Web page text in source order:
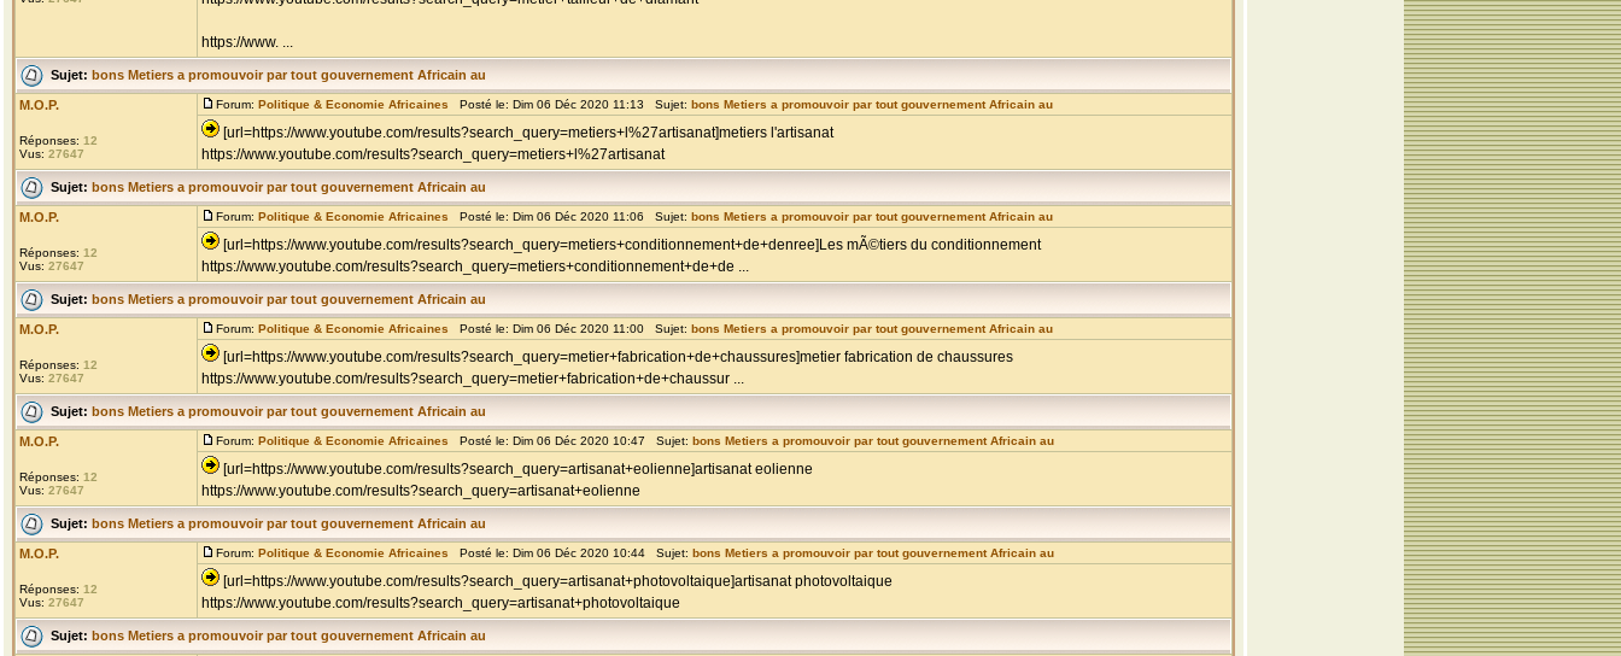
https://www. ...
Sujet: bons Metiers a promouvoir par tout gouvernement Africain au
M.O.P.
Réponses: 12
Vus: 27647
Forum: Politique & Economie Africaines Posté le: Dim 06 Déc 2020 11:13 Sujet: bons Metiers a promouvoir par tout gouvernement Africain au
[url=https://www.youtube.com/results?search_query=metiers+l%27artisanat]metiers l'artisanat
https://www.youtube.com/results?search_query=metiers+l%27artisanat
Sujet: bons Metiers a promouvoir par tout gouvernement Africain au
M.O.P.
Réponses: 12
Vus: 27647
Forum: Politique & Economie Africaines Posté le: Dim 06 Déc 2020 11:06 Sujet: bons Metiers a promouvoir par tout gouvernement Africain au
[url=https://www.youtube.com/results?search_query=metiers+conditionnement+de+denree]Les mÃ©tiers du conditionnement
https://www.youtube.com/results?search_query=metiers+conditionnement+de+de ...
Sujet: bons Metiers a promouvoir par tout gouvernement Africain au
M.O.P.
Réponses: 12
Vus: 27647
Forum: Politique & Economie Africaines Posté le: Dim 06 Déc 2020 11:00 Sujet: bons Metiers a promouvoir par tout gouvernement Africain au
[url=https://www.youtube.com/results?search_query=metier+fabrication+de+chaussures]metier fabrication de chaussures
https://www.youtube.com/results?search_query=metier+fabrication+de+chaussur ...
Sujet: bons Metiers a promouvoir par tout gouvernement Africain au
M.O.P.
Réponses: 12
Vus: 27647
Forum: Politique & Economie Africaines Posté le: Dim 06 Déc 2020 10:47 Sujet: bons Metiers a promouvoir par tout gouvernement Africain au
[url=https://www.youtube.com/results?search_query=artisanat+eolienne]artisanat eolienne
https://www.youtube.com/results?search_query=artisanat+eolienne
Sujet: bons Metiers a promouvoir par tout gouvernement Africain au
M.O.P.
Réponses: 12
Vus: 27647
Forum: Politique & Economie Africaines Posté le: Dim 06 Déc 2020 10:44 Sujet: bons Metiers a promouvoir par tout gouvernement Africain au
[url=https://www.youtube.com/results?search_query=artisanat+photovoltaique]artisanat photovoltaique
https://www.youtube.com/results?search_query=artisanat+photovoltaique
Sujet: bons Metiers a promouvoir par tout gouvernement Africain au